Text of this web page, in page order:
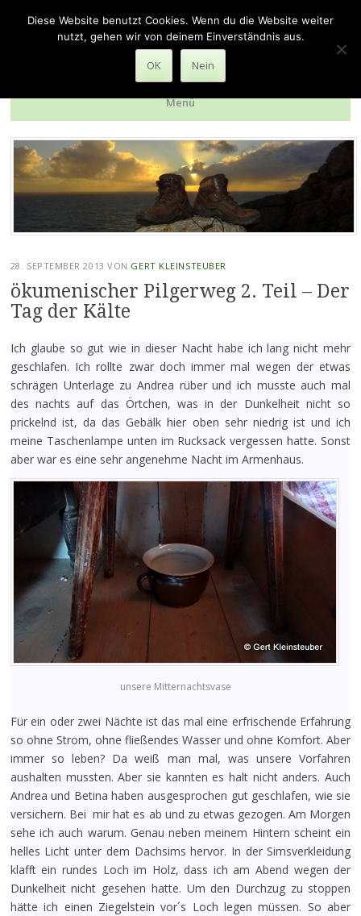
zu Fuss durch die Welt
Menü
Zum
Inhalt
springen
28. SEPTEMBER 2013 VON GERT KLEINSTEUBER
ökumenischer Pilgerweg 2. Teil – Der
Tag der Kälte
Ich glaube so gut wie in dieser Nacht habe ich lang nicht mehr
geschlafen. Ich rollte zwar doch immer mal wegen der etwas
schrägen Unterlage zu Andrea rüber und ich musste auch mal
des nachts auf das Örtchen, was in der Dunkelheit nicht so
prickelnd ist, da das Gebälk hier oben sehr niedrig ist und ich
meine Taschenlampe unten im Rucksack vergessen hatte. Sonst
aber war es eine sehr angenehme Nacht im Armenhaus.
unsere Mitternachtsvase
Für ein oder zwei Nächte ist das mal eine erfrischende Erfahrung
so ohne Strom, ohne fließendes Wasser und ohne Komfort. Aber
immer so leben? Da weiß man mal, was unsere Vorfahren
aushalten mussten. Aber sie kannten es halt nicht anders. Auch
Andrea und Betina haben ausgesprochen gut geschlafen, wie sie
versichern. Bei mir hat es ab und zu etwas gezogen. Am Morgen
sehe ich auch warum. Genau neben meinem Hintern scheint ein
helles Licht unter dem Dachsims hervor. In der Simsverkleidung
klafft ein rundes Loch im Holz, dass ich am Abend wegen der
Dunkelheit nicht gesehen hatte. Um den Durchzug zu stoppen
hätte ich einen Ziegelstein vor´s Loch legen müssen. So aber
Diese Website benutzt Cookies. Wenn du die Website weiter
nutzt, gehen wir von deinem Einverständnis aus.
OK Nein